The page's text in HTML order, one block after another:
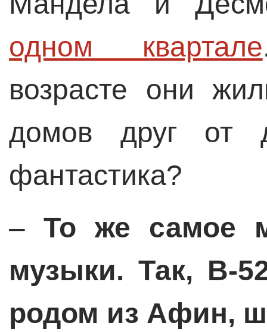
одном квартале
возрасте они
домов друг от
фантастика?
– То же самое
музыки. Так, B-
родом из Афин,